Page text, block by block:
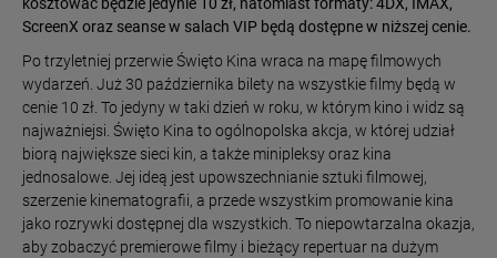
kosztować będzie jedynie 10 zł, natomiast formaty: 4DX, IMAX,
ScreenX oraz seanse w salach VIP będą dostępne w niższej cenie.
Po trzyletniej przerwie Święto Kina wraca na mapę filmowych
wydarzeń. Już 30 października bilety na wszystkie filmy będą w
cenie 10 zł. To jedyny w taki dzień w roku, w którym kino i widz są
najważniejsi. Święto Kina to ogólnopolska akcja, w której udział
biorą największe sieci kin, a także minipleksy oraz kina
jednosalowe. Jej ideą jest upowszechnianie sztuki filmowej,
szerzenie kinematografii, a przede wszystkim promowanie kina
jako rozrywki dostępnej dla wszystkich. To niepowtarzalna okazja,
aby zobaczyć premierowe filmy i bieżący repertuar na dużym